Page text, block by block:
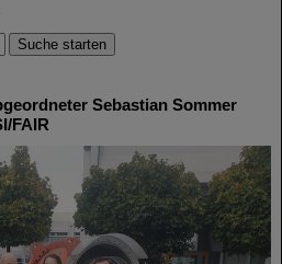
Sebastian Sommer
FAIR